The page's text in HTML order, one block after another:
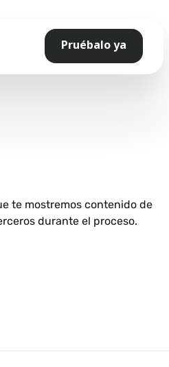
Pruébalo ya
te mostremos contenido de
durante el proceso.